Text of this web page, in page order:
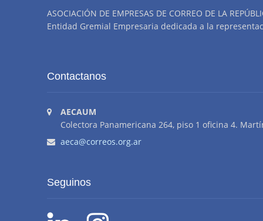
ASOCIACIÓN DE EMPRESAS DE CORREO DE LA
Entidad Gremial Empresaria dedicada a la
Contactanos
AECAUM
Colectora Panamericana 264, piso 1 oficina 4.
aeca@correos.org.ar
Seguinos